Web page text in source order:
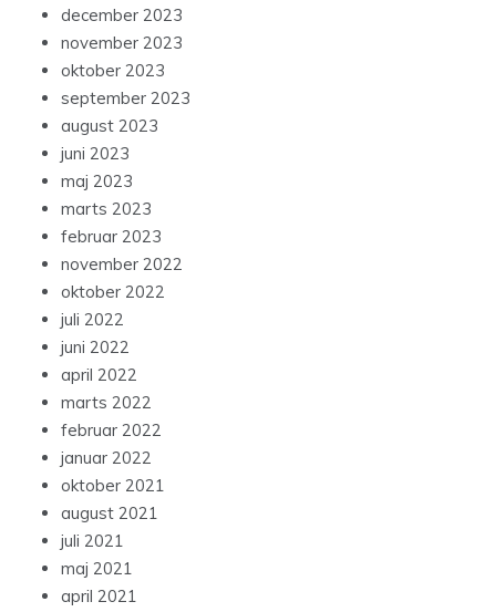
december 2023
november 2023
oktober 2023
september 2023
august 2023
juni 2023
maj 2023
marts 2023
februar 2023
november 2022
oktober 2022
juli 2022
juni 2022
april 2022
marts 2022
februar 2022
januar 2022
oktober 2021
august 2021
juli 2021
maj 2021
april 2021